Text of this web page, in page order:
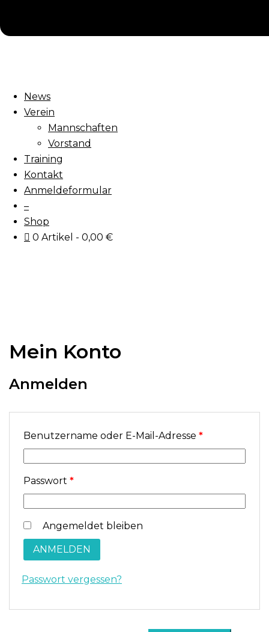
News
Verein
Mannschaften
Vorstand
Training
Kontakt
Anmeldeformular
–
Shop
0 Artikel
0,00 €
Mein Konto
Anmelden
Benutzername oder E-Mail-Adresse *
Passwort *
Angemeldet bleiben
ANMELDEN
Passwort vergessen?